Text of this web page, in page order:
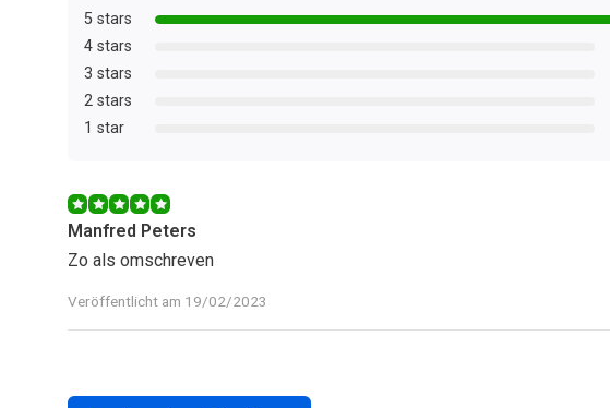
5 stars
4 stars
3 stars
2 stars
1 star
Manfred Peters
Zo als omschreven
Veröffentlicht am 19/02/2023